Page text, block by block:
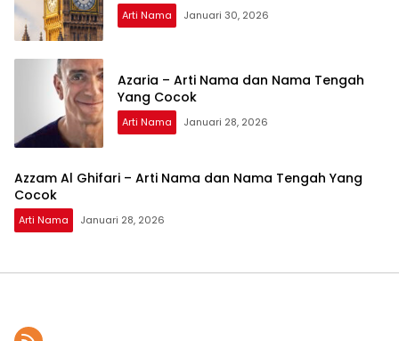
Arti Nama Januari 30, 2026
Azaria – Arti Nama dan Nama Tengah
Yang Cocok
Arti Nama Januari 28, 2026
Azzam Al Ghifari – Arti Nama dan Nama Tengah Yang
Cocok
Arti Nama Januari 28, 2026